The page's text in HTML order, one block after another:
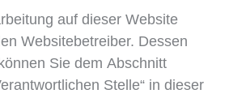
auf dieser Website
Websitebetreiber. Dessen
Sie dem Abschnitt
Stelle“ in dieser